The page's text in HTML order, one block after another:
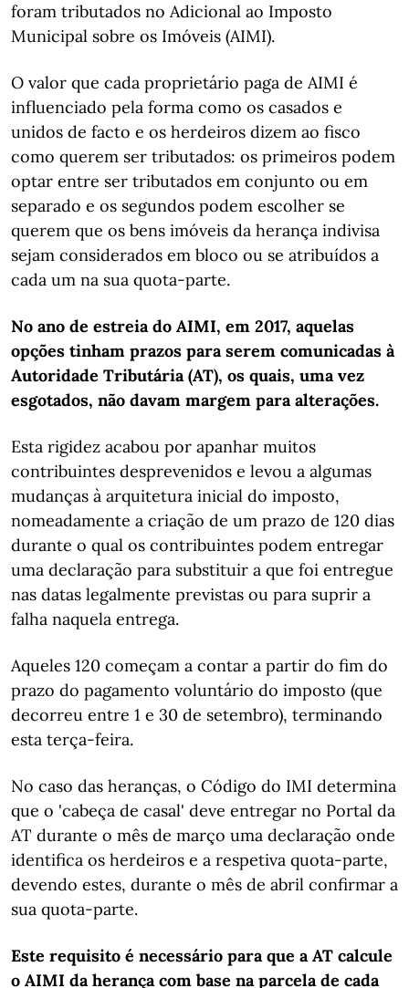
foram tributados no Adicional ao Imposto
Municipal sobre os Imóveis (AIMI).
O valor que cada proprietário paga de AIMI é
influenciado pela forma como os casados e
unidos de facto e os herdeiros dizem ao fisco
como querem ser tributados: os primeiros podem
optar entre ser tributados em conjunto ou em
separado e os segundos podem escolher se
querem que os bens imóveis da herança indivisa
sejam considerados em bloco ou se atribuídos a
cada um na sua quota-parte.
No ano de estreia do AIMI, em 2017, aquelas
opções tinham prazos para serem comunicadas à
Autoridade Tributária (AT), os quais, uma vez
esgotados, não davam margem para alterações.
Esta rigidez acabou por apanhar muitos
contribuintes desprevenidos e levou a algumas
mudanças à arquitetura inicial do imposto,
nomeadamente a criação de um prazo de 120 dias
durante o qual os contribuintes podem entregar
uma declaração para substituir a que foi entregue
nas datas legalmente previstas ou para suprir a
falha naquela entrega.
Aqueles 120 começam a contar a partir do fim do
prazo do pagamento voluntário do imposto (que
decorreu entre 1 e 30 de setembro), terminando
esta terça-feira.
No caso das heranças, o Código do IMI determina
que o 'cabeça de casal' deve entregar no Portal da
AT durante o mês de março uma declaração onde
identifica os herdeiros e a respetiva quota-parte,
devendo estes, durante o mês de abril confirmar a
sua quota-parte.
Este requisito é necessário para que a AT calcule
o AIMI da herança com base na parcela de cada